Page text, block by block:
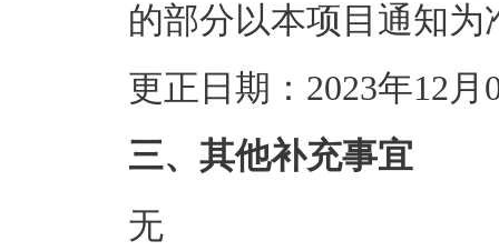
的部分以本项目通知为
更正日期：2023年12
三、其他补充事宜
无